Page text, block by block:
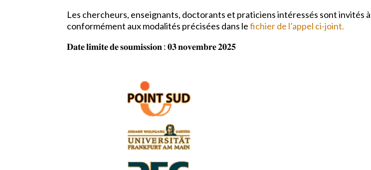
Les chercheurs, enseignants, doctorants et praticiens intéressés sont invités
conformément aux modalités précisées dans lefichier de l’appel ci-joint.
𝐃𝐚𝐭𝐞 𝐥𝐢𝐦𝐢𝐭𝐞 𝐝𝐞 𝐬𝐨𝐮𝐦𝐢𝐬𝐬𝐢𝐨𝐧 : 𝟎𝟑 𝐧𝐨𝐯𝐞𝐦𝐛𝐫𝐞 𝟐𝟎𝟐𝟓